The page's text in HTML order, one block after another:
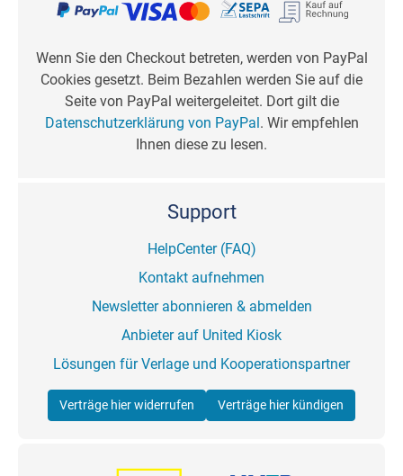
Wenn Sie den Checkout betreten, werden von PayPal
Cookies gesetzt. Beim Bezahlen werden Sie auf die
Seite von PayPal weitergeleitet. Dort gilt die
Datenschutzerklärung von PayPal. Wir empfehlen
Ihnen diese zu lesen.
Support
HelpCenter (FAQ)
Kontakt aufnehmen
Newsletter abonnieren & abmelden
Anbieter auf United Kiosk
Lösungen für Verlage und Kooperationspartner
Verträge hier widerrufen Verträge hier kündigen